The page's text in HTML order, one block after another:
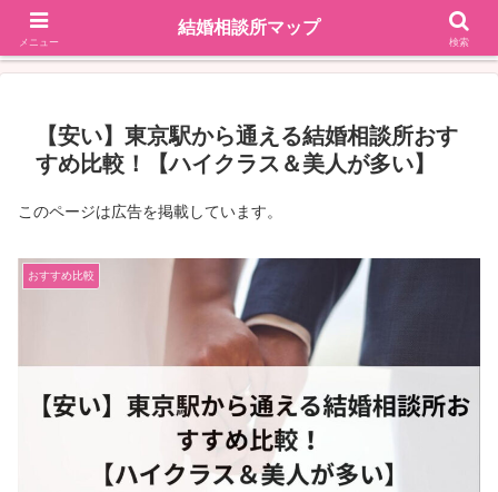
掲載依頼はこちら
【安い】東京駅から通える結婚相談所おす
すめ比較！【ハイクラス＆美人が多い】
このページは広告を掲載しています。
おすすめ比較
メニュー
結婚相談所マップ
検索